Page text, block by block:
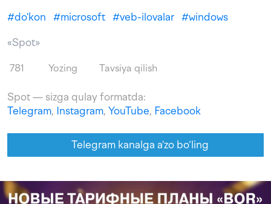
#do'kon #microsoft #veb-ilovalar #windows
«Spot»
781 Yozing Tavsiya qilish
Spot — sizga qulay formatda:
Telegram, Instagram, YouTube, Facebook
Telegram kanalga a'zo bo‘ling